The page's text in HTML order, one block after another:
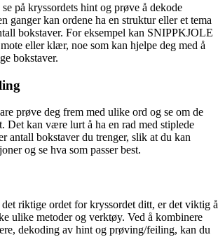
på kryssordets hint og prøve å dekode
ganger kan ordene ha en struktur eller et tema
bokstaver. For eksempel kan SNIPPKJOLE
eller klær, noe som kan hjelpe deg med å
bokstaver.
prøve deg frem med ulike ord og se om de
Det kan være lurt å ha en rad med stiplede
antall bokstaver du trenger, slik at du kan
og se hva som passer best.
riktige ordet for kryssordet ditt, er det viktig å
ulike metoder og verktøy. Ved å kombinere
dekoding av hint og prøving/feiling, kan du